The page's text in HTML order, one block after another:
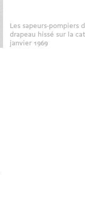
Les sapeurs-pompiers
drapeau hissé sur la
janvier 1969